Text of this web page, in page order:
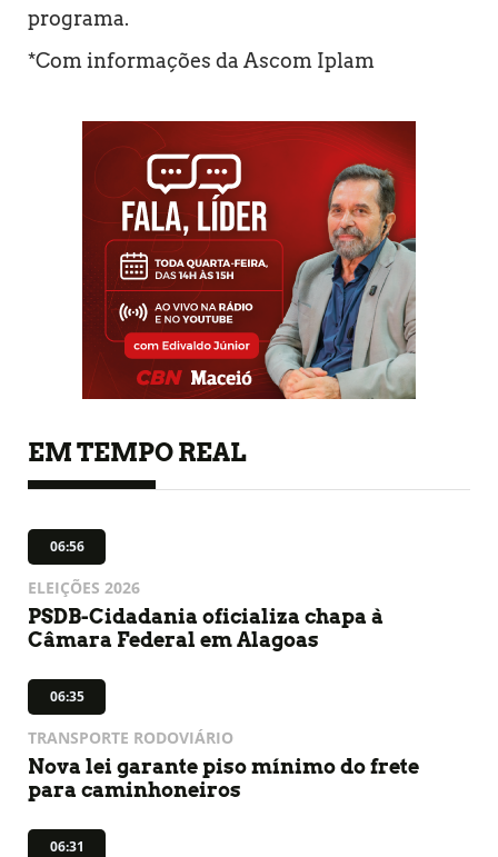
programa.
*Com informações da Ascom Iplam
EM TEMPO REAL
06:56
ELEIÇÕES 2026
PSDB-Cidadania oficializa chapa à
Câmara Federal em Alagoas
06:35
TRANSPORTE RODOVIÁRIO
Nova lei garante piso mínimo do frete
para caminhoneiros
06:31